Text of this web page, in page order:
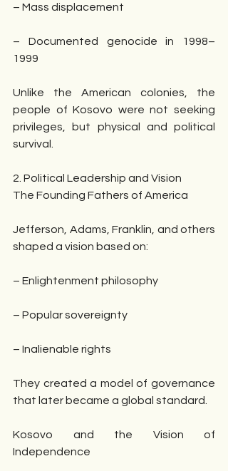
– Mass displacement
– Documented genocide in 1998–
1999
Unlike the American colonies, the
people of Kosovo were not seeking
privileges, but physical and political
survival.
2. Political Leadership and Vision
The Founding Fathers of America
Jefferson, Adams, Franklin, and others
shaped a vision based on:
– Enlightenment philosophy
– Popular sovereignty
– Inalienable rights
They created a model of governance
that later became a global standard.
Kosovo and the Vision of
Independence